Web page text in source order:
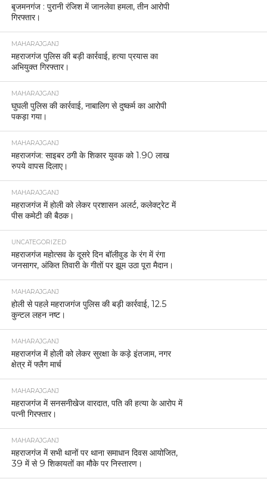
बृजमनगंज : पुरानी रंजिश में जानलेवा हमला, तीन आरोपी
गिरफ्तार।
MAHARAJGANJ
महराजगंज पुलिस की बड़ी कार्रवाई, हत्या प्रयास का
अभियुक्त गिरफ्तार।
MAHARAJGANJ
घुघली पुलिस की कार्रवाई, नाबालिग से दुष्कर्म का आरोपी
पकड़ा गया।
MAHARAJGANJ
महराजगंज: साइबर ठगी के शिकार युवक को 1.90 लाख
रुपये वापस दिलाए।
MAHARAJGANJ
महराजगंज में होली को लेकर प्रशासन अलर्ट, कलेक्ट्रेट में
पीस कमेटी की बैठक।
UNCATEGORIZED
महराजगंज महोत्सव के दूसरे दिन बॉलीवुड के रंग में रंगा
जनसागर, अंकित तिवारी के गीतों पर झूम उठा पूरा मैदान।
MAHARAJGANJ
होली से पहले महराजगंज पुलिस की बड़ी कार्रवाई, 12.5
कुन्टल लहन नष्ट।
MAHARAJGANJ
महराजगंज में होली को लेकर सुरक्षा के कड़े इंतजाम, नगर
क्षेत्र में फ्लैग मार्च
MAHARAJGANJ
महराजगंज में सनसनीखेज वारदात, पति की हत्या के आरोप में
पत्नी गिरफ्तार।
MAHARAJGANJ
महराजगंज में सभी थानों पर थाना समाधान दिवस आयोजित,
39 में से 9 शिकायतों का मौके पर निस्तारण।